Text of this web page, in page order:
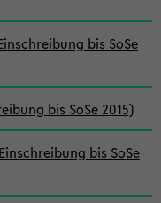
bis SoSe
bis SoSe 2015)
bis SoSe